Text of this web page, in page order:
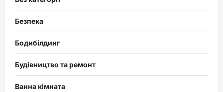
Безпека
Бодибілдинг
Будівництво та ремонт
Ванна кімната